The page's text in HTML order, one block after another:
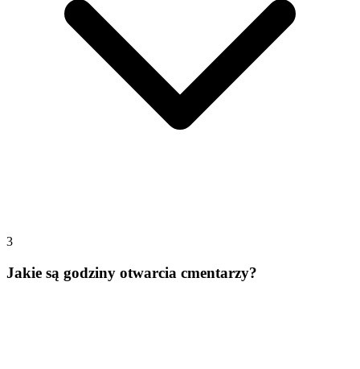
3
Jakie są godziny otwarcia cmentarzy?